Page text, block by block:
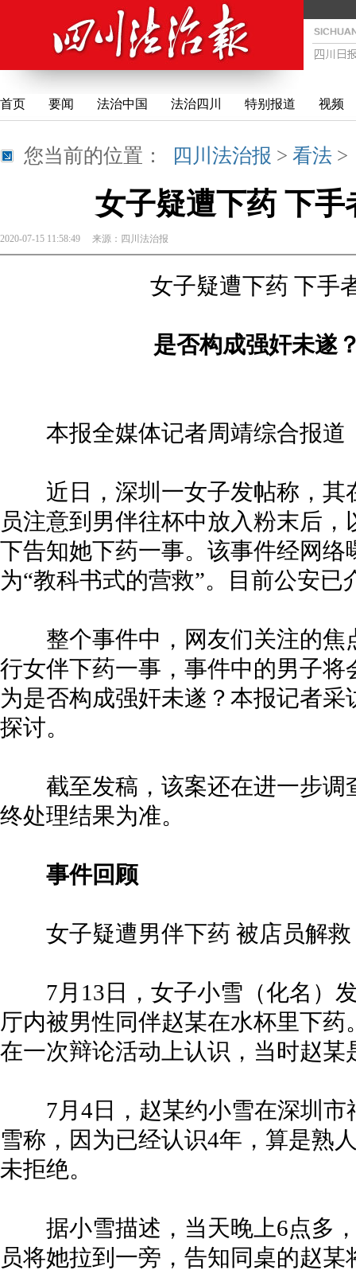
首页 要闻 法治中国 法治四川 特别报道 视频
您当前的位置： 四川法治报 > 看法
女子疑遭下药 下
2020-07-15 11:58:49 来源： 四川法治报
女子疑遭下药 下手
是否构成强奸未遂
本报全媒体记者周靖综合报道
近日，深圳一女子发帖称，其
员注意到男伴往杯中放入粉末后
下告知她下药一事。该事件经网
为“教科书式的营救”。目前公安已
整个事件中，网友们关注的焦
行女伴下药一事，事件中的男子
为是否构成强奸未遂？本报记者
探讨。
截至发稿，该案还在进一步调
终处理结果为准。
事件回顾
女子疑遭男伴下药 被店员解救
7月13日，女子小雪（化名）发
厅内被男性同伴赵某在水杯里下
在一次辩论活动上认识，当时赵
7月4日，赵某约小雪在深圳市
雪称，因为已经认识4年，算是熟
未拒绝。
据小雪描述，当天晚上6点多，
员将她拉到一旁，告知同桌的赵